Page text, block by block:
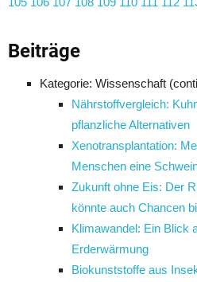
Beiträge
Kategorie: Wissenschaft
Nährstoffvergleich:
pflanzliche Alternativen
Xenotransplantation:
Menschen eine
Zukunft ohne Eis: Der
könnte auch Chancen
Klimawandel: Ein Blick
Erderwärmung
Biokunststoffe aus